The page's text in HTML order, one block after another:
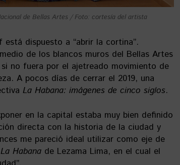
de Bellas Artes / Foto: cortesía del artista
dispuesto a “abrir la cortina”.
de los blancos muros del Bellas Artes
no fuera por el ajetreado movimiento de
A pocos días de cerrar el 2019, una
La Habana: imágenes de cinco siglos.
en la capital estaba muy bien definido
directa con la historia de la ciudad y
me pareció ideal utilizar como eje de
Habana de Lezama Lima, en el cual el